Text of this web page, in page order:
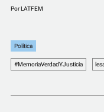
PorLATFEM
Política
#MemoriaVerdadYJusticia